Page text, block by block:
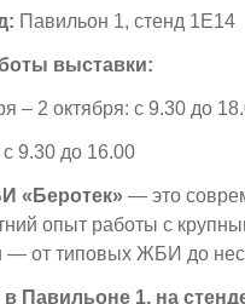
Павильон 1, стенд 1Е14
выставки:
– 2 октября: с 9.30 до
с 9.30 до 16.00
«Беротек» — это
опыт работы с
— от типовых ЖБИ до
Павильоне 1, на